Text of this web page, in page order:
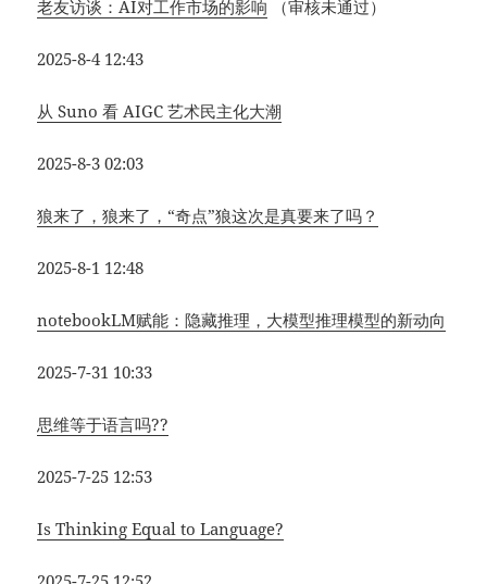
老友访谈：AI对工作市场的影响 （审核未通过）
2025-8-4 12:43
从 Suno 看 AIGC 艺术民主化大潮
2025-8-3 02:03
狼来了，狼来了，“奇点”狼这次是真要来了吗？
2025-8-1 12:48
notebookLM赋能：隐藏推理，大模型推理模型的新动向
2025-7-31 10:33
思维等于语言吗??
2025-7-25 12:53
Is Thinking Equal to Language?